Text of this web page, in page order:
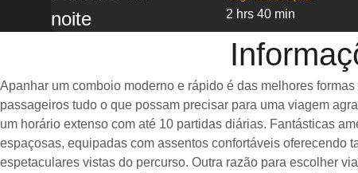
noite
2 hrs 40 min
Apanhar um comboio moderno e rápido é das melhores
passageiros tudo o que possam precisar para uma viagem
um horário extenso com até 10 partidas diárias. Fantásticas
espaçosas, equipadas com assentos confortáveis oferecendo
espetaculares vistas do percurso. Outra razão para escolher